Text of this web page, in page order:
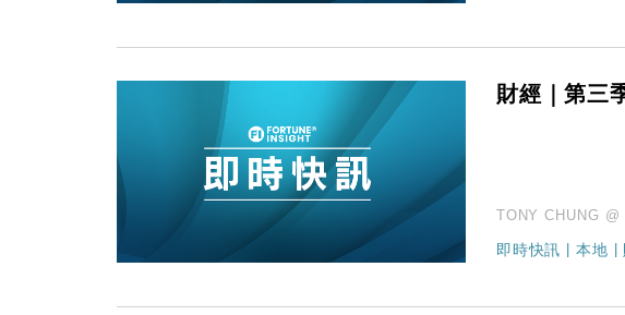
財經｜第三
TONY CHUNG
即時快訊 |本地